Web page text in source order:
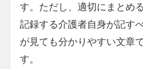
す。ただし、適切にまとめ
記録する介護者自身が記す
が見ても分かりやすい文章
す。